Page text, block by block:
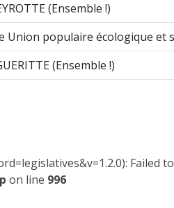
(Ensemble !)
Union populaire écologique et
(Ensemble !)
Failed
on line 996